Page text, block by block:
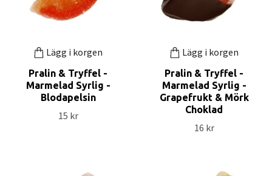
Lägg i korgen
Pralin & Tryffel -
Marmelad Syrlig -
Blodapelsin
15 kr
Lägg i korgen
Pralin & Tryffel -
Marmelad Syrlig -
Grapefrukt & Mörk
Choklad
16 kr